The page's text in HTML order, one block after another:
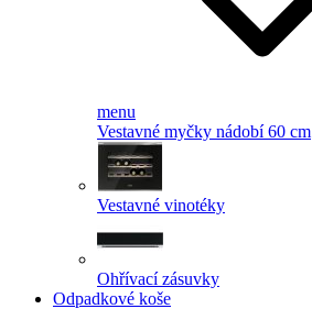
menu
Vestavné myčky nádobí 60 cm
Vestavné vinotéky
Ohřívací zásuvky
Odpadkové koše